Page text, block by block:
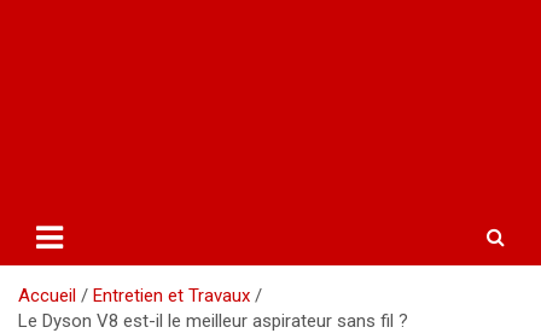
Accueil
Entretien et Travaux
Le Dyson V8 est-il le meilleur aspirateur sans fil ?